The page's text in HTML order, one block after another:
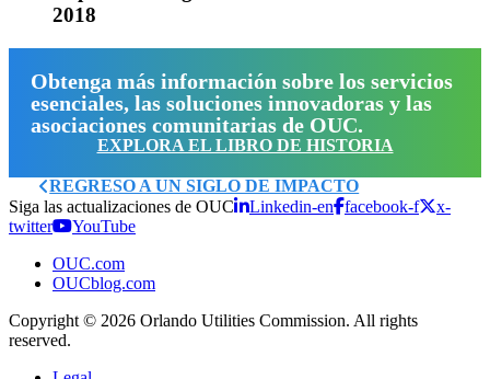
2018
Obtenga más información sobre los servicios
esenciales, las soluciones innovadoras y las
asociaciones comunitarias de OUC.
EXPLORA EL LIBRO DE HISTORIA
REGRESO A UN SIGLO DE IMPACTO
Siga las actualizaciones de OUC
Linkedin-en facebook-f
x-
twitter
YouTube
OUC.com
OUCblog.com
Copyright © 2026 Orlando Utilities Commission. All rights
reserved.